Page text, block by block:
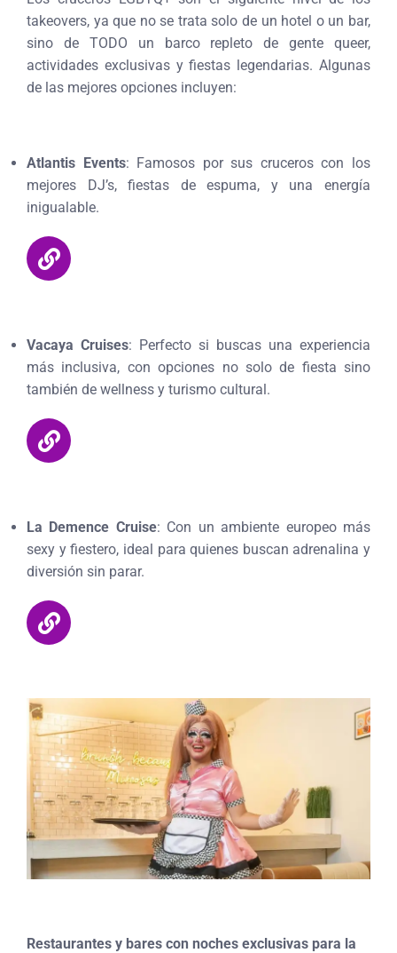
takeovers, ya que no se trata solo de un hotel o un bar,
sino de TODO un barco repleto de gente queer,
actividades exclusivas y fiestas legendarias. Algunas
de las mejores opciones incluyen:
Atlantis Events: Famosos por sus cruceros con los
mejores DJ’s, fiestas de espuma, y una energía
inigualable.
Vacaya Cruises: Perfecto si buscas una experiencia
más inclusiva, con opciones no solo de fiesta sino
también de wellness y turismo cultural.
La Demence Cruise: Con un ambiente europeo más
sexy y fiestero, ideal para quienes buscan adrenalina y
diversión sin parar.
Restaurantes y bares con noches exclusivas para la